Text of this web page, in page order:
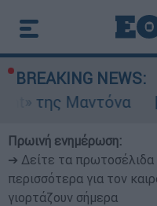
BREAKING NEWS:
Μαντόνα
Πρωινή ενημέρωση:
➔ Δείτε τα
περισσότερα για τον
γιορτάζουν σήμερα